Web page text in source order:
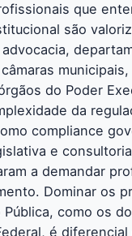
que
são
do Poder
da
compliance
e
a demandar
Dominar os
como os
é